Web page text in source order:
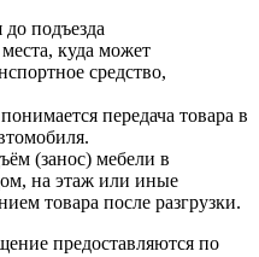
до подъезда
куда может
средство,
передача товара в
(занос) мебели в
на этаж или иные
товара после разгрузки.
предоставляются по